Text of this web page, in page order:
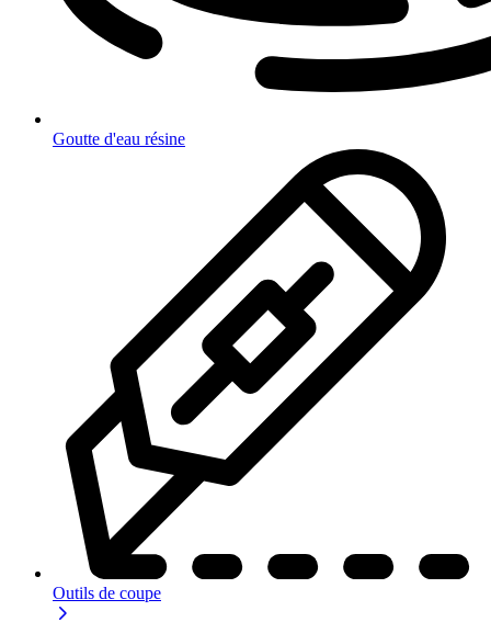
Goutte d'eau résine
Outils de coupe